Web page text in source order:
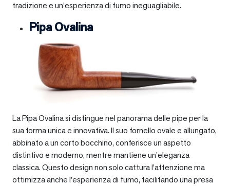
tradizione e un’esperienza di fumo ineguagliabile.
Pipa Ovalina
La Pipa Ovalina si distingue nel panorama delle pipe per la
sua forma unica e innovativa. Il suo fornello ovale e allungato,
abbinato a un corto bocchino, conferisce un aspetto
distintivo e moderno, mentre mantiene un’eleganza
classica. Questo design non solo cattura l’attenzione ma
ottimizza anche l’esperienza di fumo, facilitando una presa